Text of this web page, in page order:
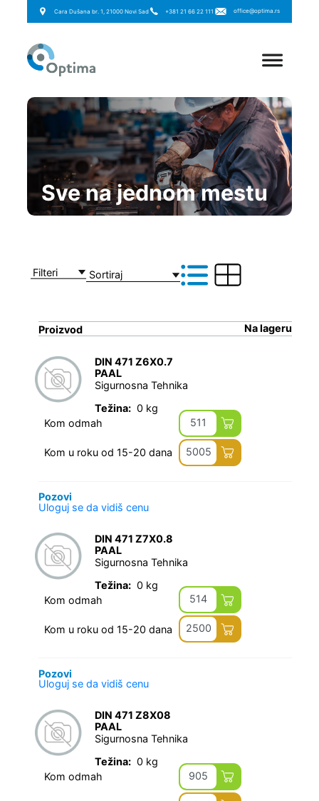
Cara Dušana br. 1, 21000 Novi Sad +381 21 66 22 111 office@optima.rs
Sve na jednom mestu
Filteri
Proizvod Na lageru
DIN 471 Z6X0.7
PAAL
Sigurnosna Tehnika
Težina: 0 kg
Kom odmah
511
Kom u roku od 15-20 dana 5005
Pozovi
Uloguj se da vidiš cenu
DIN 471 Z7X0.8
PAAL
Sigurnosna Tehnika
Težina: 0 kg
Kom odmah
514
Kom u roku od 15-20 dana 2500
Pozovi
Uloguj se da vidiš cenu
DIN 471 Z8X08
PAAL
Sigurnosna Tehnika
Težina: 0 kg
Kom odmah
905